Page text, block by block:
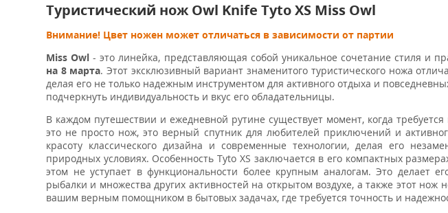
Туристический нож Owl Knife Tyto XS Miss Owl
Внимание! Цвет ножен может отличаться в зависимости от партии
Miss Owl - это линейка, представляющая собой уникальное сочетание стиля и
на 8 марта. Этот эксклюзивный вариант знаменитого туристического ножа
делая его не только надежным инструментом для активного отдыха и
подчеркнуть индивидуальность и вкус его обладательницы.
В каждом путешествии и ежедневной рутине существует момент, когда
это не просто нож, это верный спутник для любителей приключений и
красоту классического дизайна и современные технологии, делая его
природных условиях. Особенность Tyto XS заключается в его компактных
этом не уступает в функциональности более крупным аналогам. Это делает
рыбалки и множества других активностей на открытом воздухе, а также этот нож
вашим верным помощником в бытовых задачах, где требуется точность и